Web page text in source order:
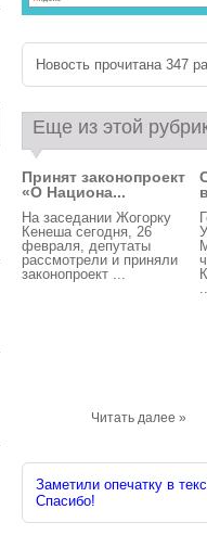
Новость прочитана 347
Еще из этой
Принят законопроект
«О Национа...
На заседании Жогорку
Кенеша сегодня, 26
февраля, депутаты
рассмотрели и приняли
законопроект ...
Читать далее »
Заметили опечатку в
Спасибо!